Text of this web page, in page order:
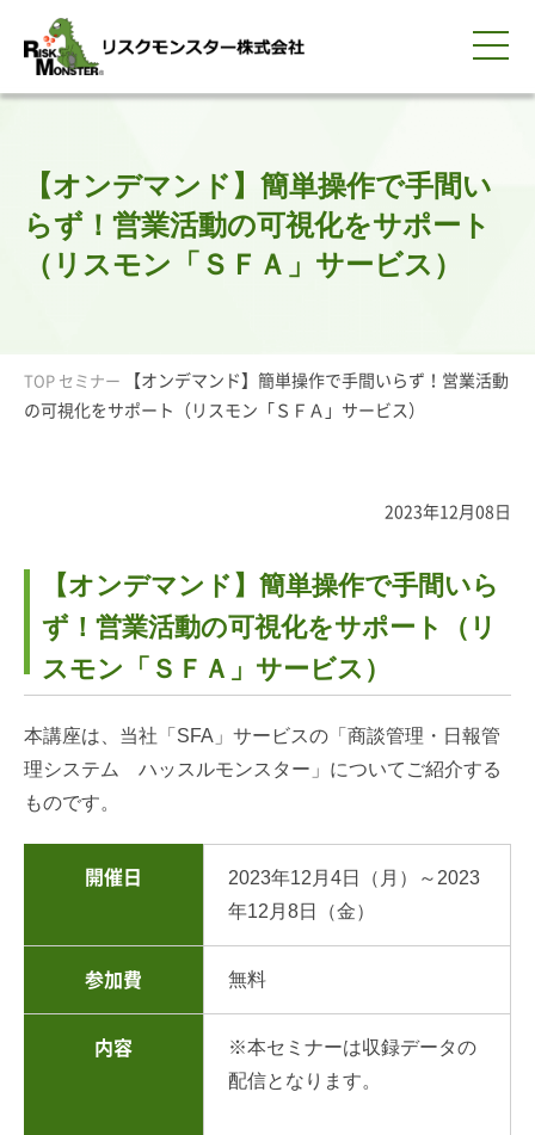
0120-259-440
会員ログイン
簡体中文
ENGLISH
【オンデマンド】簡単操作で手間い
らず！営業活動の可視化をサポート
（リスモン「ＳＦＡ」サービス）
TOP セミナー
【オンデマンド】簡単操作で手間いらず！営業活動
の可視化をサポート（リスモン「ＳＦＡ」サービス）
2023年12月08日
【オンデマンド】簡単操作で手間いら
ず！営業活動の可視化をサポート（リ
スモン「ＳＦＡ」サービス）
本講座は、当社「SFA」サービスの「商談管理・日報管
理システム ハッスルモンスター」についてご紹介する
ものです。
開催日
2023年12月4日（月）～2023
年12月8日（金）
参加費 無料
内容
※本セミナーは収録データの
配信となります。